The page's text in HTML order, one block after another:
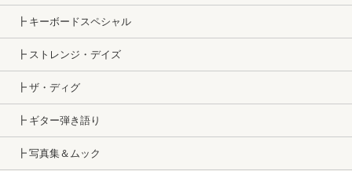
┣ キーボードスペシャル
┣ ストレンジ・デイズ
┣ ザ・ディグ
┣ ギター弾き語り
┣ 写真集＆ムック